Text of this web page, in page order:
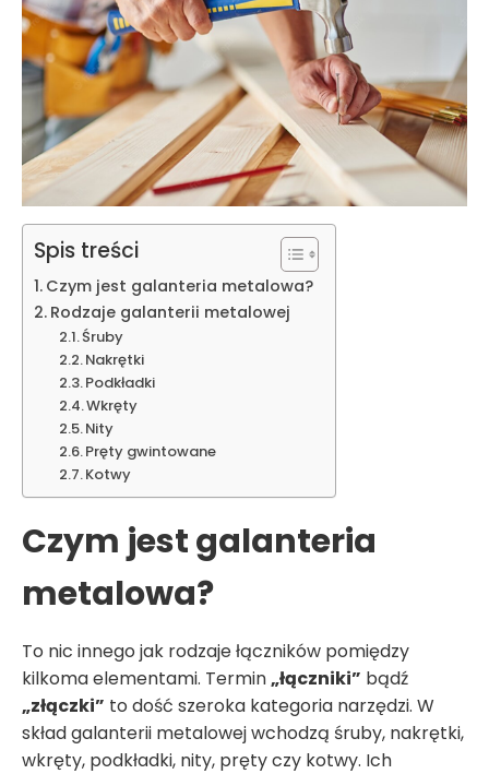
Spis treści
Czym jest galanteria metalowa?
Rodzaje galanterii metalowej
Śruby
Nakrętki
Podkładki
Wkręty
Nity
Pręty gwintowane
Kotwy
Czym jest galanteria
metalowa?
To nic innego jak rodzaje łączników pomiędzy
kilkoma elementami. Termin„łączniki” bądź
„złączki” to dość szeroka kategoria narzędzi. W
skład galanterii metalowej wchodzą śruby, nakrętki,
wkręty, podkładki, nity, pręty czy kotwy. Ich